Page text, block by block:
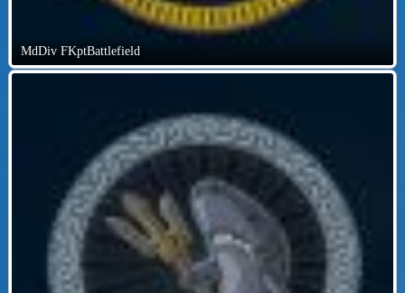
MdDiv FKptBattlefield